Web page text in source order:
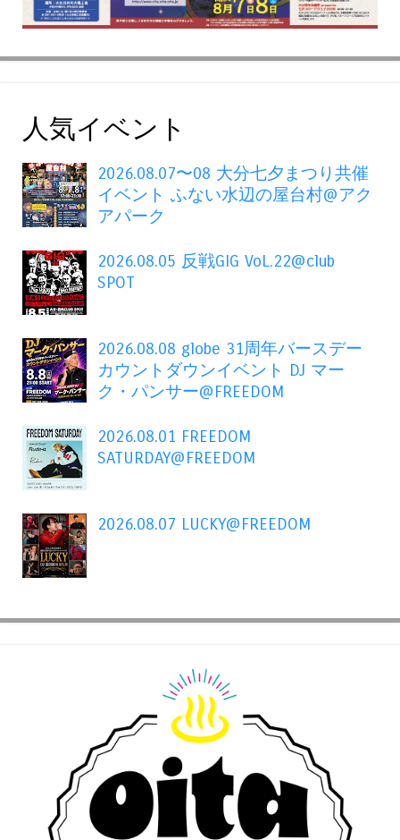
人気イベント
2026.08.07〜08 大分七夕まつり共催
イベント ふない水辺の屋台村@アク
アパーク
2026.08.05 反戦GIG VoL.22@club
SPOT
2026.08.08 globe 31周年バースデー
カウントダウンイベント DJ マー
ク・パンサー@FREEDOM
2026.08.01 FREEDOM
SATURDAY@FREEDOM
2026.08.07 LUCKY@FREEDOM